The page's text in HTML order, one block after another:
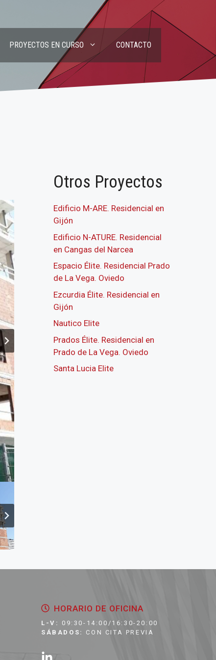
PROYECTOS EN CURSO CONTACTO
Otros Proyectos
Edificio M-ARE. Residencial en
Gijón
Edificio N-ATURE. Residencial
en Cangas del Narcea
Espacio Élite. Residencial Prado
de La Vega. Oviedo
Ezcurdia Élite. Residencial en
Gijón
Nautico Elite
Prados Élite. Residencial en
Prado de La Vega. Oviedo
Santa Lucia Elite
HORARIO DE OFICINA
L-V:
09:30-14:00/16:30-20:00
SÁBADOS:
CON CITA PREVIA